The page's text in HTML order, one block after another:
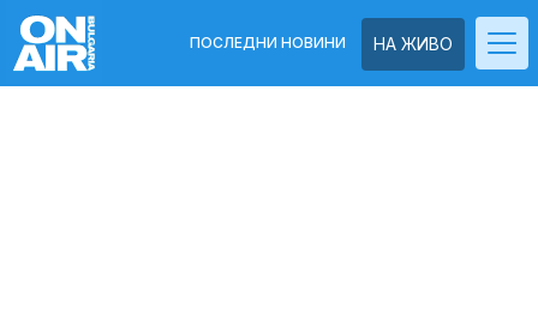
НА ЖИВО
ПОСЛЕДНИ НОВИНИ